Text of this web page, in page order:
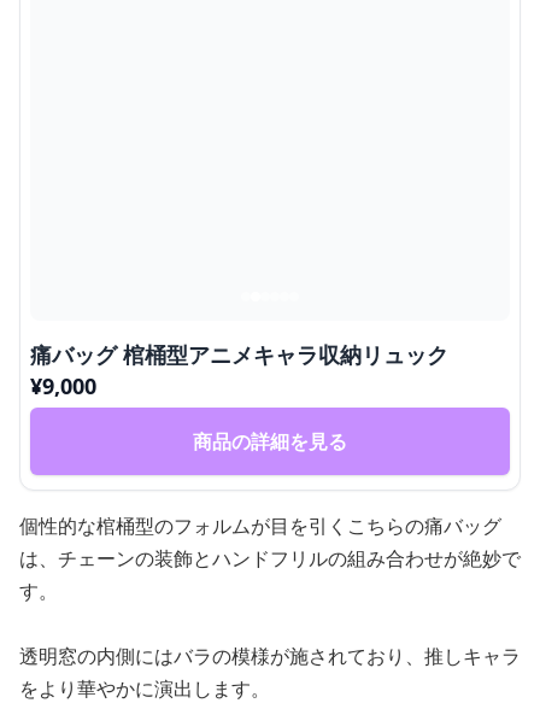
痛バッグ 棺桶型アニメキャラ収納リュック
¥9,000
商品の詳細を見る
個性的な棺桶型のフォルムが目を引くこちらの痛バッグ
は、チェーンの装飾とハンドフリルの組み合わせが絶妙で
す。
透明窓の内側にはバラの模様が施されており、推しキャラ
をより華やかに演出します。